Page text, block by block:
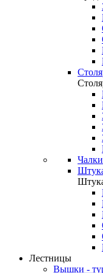
Лестницы
Вышки -